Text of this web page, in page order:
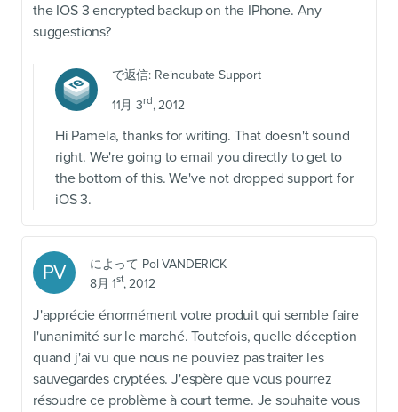
the IOS 3 encrypted backup on the IPhone. Any
suggestions?
で返信: Reincubate Support
11月 3rd, 2012
Hi Pamela, thanks for writing. That doesn't sound
right. We're going to email you directly to get to
the bottom of this. We've not dropped support for
iOS 3.
PV によって Pol VANDERICK
8月 1st, 2012
J'apprécie énormément votre produit qui semble faire
l'unanimité sur le marché. Toutefois, quelle déception
quand j'ai vu que nous ne pouviez pas traiter les
sauvegardes cryptées. J'espère que vous pourrez
résoudre ce problème à court terme. Je souhaite vous